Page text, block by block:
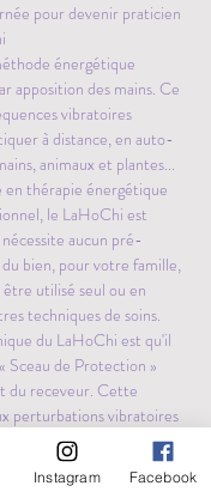
pour devenir praticien
énergétique
apposition des mains. Ce
vibratoires
à distance, en auto-
animaux et plantes...
en thérapie énergétique
le LaHoChi est
aucun pré-
bien, pour votre famille,
utilisé seul ou en
techniques de soins.
du LaHoChi est qu'il
Sceau de Protection »
du receveur. Cette
perturbations vibratoires
des énergies négatives
Comme avec les
vibratoires, tant le
Instagram Facebook